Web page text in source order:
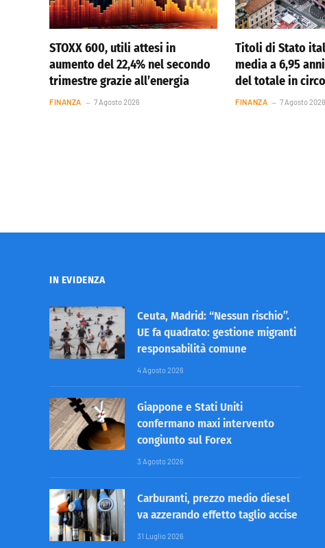
STOXX 600, utili attesi in
aumento del 22,4% nel secondo
trimestre grazie all’energia
FINANZA 7 Agosto 2026
Titoli di Stato
media a 6,95
del totale in
FINANZA 7 Agosto 2026
IN EVIDENZA
Ceuta, Madrid: “Nessun rischio”.
UE fa quadrato: gestione migranti
responsabilità comune
4 Agosto 2026
Giappone e Stati Uniti
confermano maxi intervento
congiunto sul Forex
3 Agosto 2026
Carburanti, prezzo medio diesel
va azzerando effetto taglio accise
31 Luglio 2026